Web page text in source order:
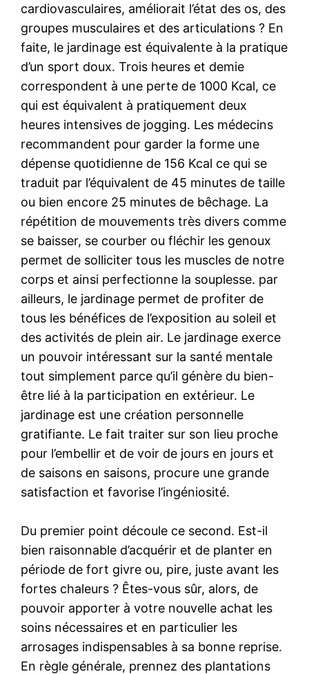
cardiovasculaires, améliorait l’état des os, des
groupes musculaires et des articulations ? En
faite, le jardinage est équivalente à la pratique
d’un sport doux. Trois heures et demie
correspondent à une perte de 1000 Kcal, ce
qui est équivalent à pratiquement deux
heures intensives de jogging. Les médecins
recommandent pour garder la forme une
dépense quotidienne de 156 Kcal ce qui se
traduit par l’équivalent de 45 minutes de taille
ou bien encore 25 minutes de bêchage. La
répétition de mouvements très divers comme
se baisser, se courber ou fléchir les genoux
permet de solliciter tous les muscles de notre
corps et ainsi perfectionne la souplesse. par
ailleurs, le jardinage permet de profiter de
tous les bénéfices de l’exposition au soleil et
des activités de plein air. Le jardinage exerce
un pouvoir intéressant sur la santé mentale
tout simplement parce qu’il génère du bien-
être lié à la participation en extérieur. Le
jardinage est une création personnelle
gratifiante. Le fait traiter sur son lieu proche
pour l’embellir et de voir de jours en jours et
de saisons en saisons, procure une grande
satisfaction et favorise l’ingéniosité.
Du premier point découle ce second. Est-il
bien raisonnable d’acquérir et de planter en
période de fort givre ou, pire, juste avant les
fortes chaleurs ? Êtes-vous sûr, alors, de
pouvoir apporter à votre nouvelle achat les
soins nécessaires et en particulier les
arrosages indispensables à sa bonne reprise.
En règle générale, prennez des plantations